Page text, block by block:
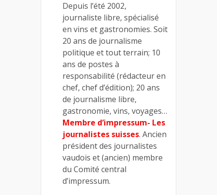
Depuis l’été 2002,
journaliste libre, spécialisé
en vins et gastronomies. Soit
20 ans de journalisme
politique et tout terrain; 10
ans de postes à
responsabilité (rédacteur en
chef, chef d’édition); 20 ans
de journalisme libre,
gastronomie, vins, voyages…
Membre d’impressum- Les
journalistes suisses. Ancien
président des journalistes
vaudois et (ancien) membre
du Comité central
d’impressum.